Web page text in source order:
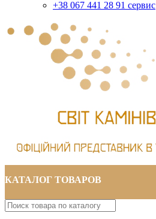
+38 067 441 28 91 сервис
КАТАЛОГ ТОВАРОВ